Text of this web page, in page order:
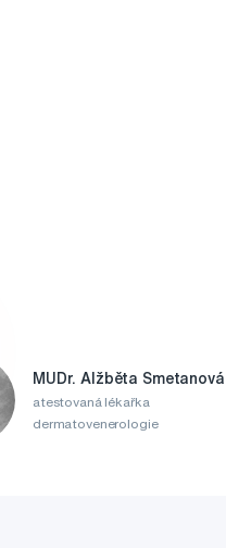
MUDr. Alžběta Smetanová
atestovaná lékařka
dermatovenerologie